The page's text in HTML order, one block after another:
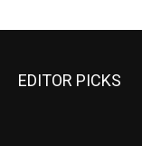
EDITOR PICKS